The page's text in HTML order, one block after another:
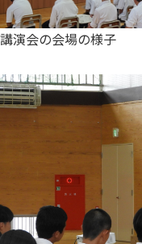
講演会の会場の様子